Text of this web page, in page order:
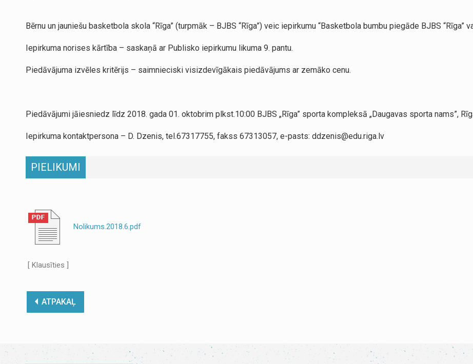
Bērnu un jauniešu basketbola skola “Rīga” (turpmāk – BJBS “Rīga”) veic iepirkumu “Basketbola bumbu piegāde BJBS “Rīga”
Iepirkuma norises kārtība – saskaņā ar Publisko iepirkumu likuma 9. pantu.
Piedāvājuma izvēles kritērijs – saimnieciski visizdevīgākais piedāvājums ar zemāko cenu.
Piedāvājumi jāiesniedz līdz 2018. gada 01. oktobrim plkst.10:00 BJBS „Rīga” sporta kompleksā „Daugavas sporta nams”,
Iepirkuma kontaktpersona – D. Dzenis, tel.67317755, fakss 67313057, e-pasts: ddzenis@edu.riga.lv
PIELIKUMI
Nolikums.2018.6.pdf
[ Klausīties ]
ATPAKAĻ